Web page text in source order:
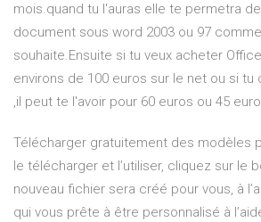
mois.quand tu l'auras elle te permetra
document sous word 2003 ou 97
souhaite.Ensuite si tu veux acheter
environs de 100 euros sur le net ou si tu
,il peut te l'avoir pour 60 euros ou 45
Télécharger gratuitement des modèles
le télécharger et l’utiliser, cliquez sur le
nouveau fichier sera créé pour vous, à
qui vous prête à être personnalisé à